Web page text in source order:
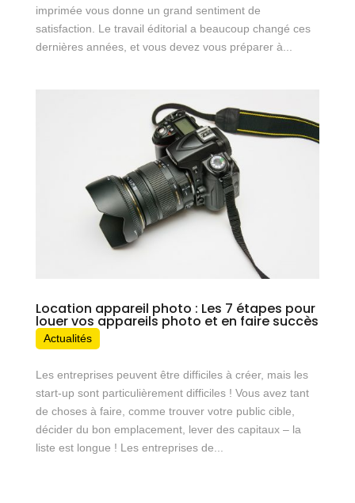
imprimée vous donne un grand sentiment de
satisfaction. Le travail éditorial a beaucoup changé ces
dernières années, et vous devez vous préparer à...
Location appareil photo : Les 7 étapes pour
louer vos appareils photo et en faire succès
Actualités
Les entreprises peuvent être difficiles à créer, mais les
start-up sont particulièrement difficiles ! Vous avez tant
de choses à faire, comme trouver votre public cible,
décider du bon emplacement, lever des capitaux – la
liste est longue ! Les entreprises de...